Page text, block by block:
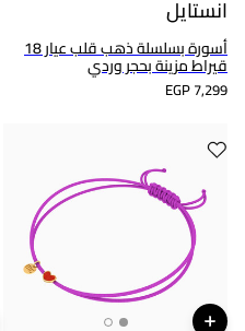
انستايل
أسورة بسلسلة ذهب قلب عيار 18
قيراط مزينة بحجر وردي
EGP 7,299